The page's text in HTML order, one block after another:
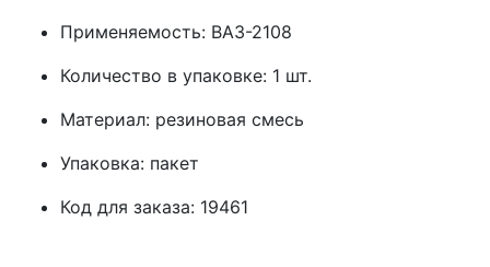
Применяемость: ВАЗ-2108
Количество в упаковке: 1 шт.
Материал: резиновая смесь
Упаковка: пакет
Код для заказа: 19461